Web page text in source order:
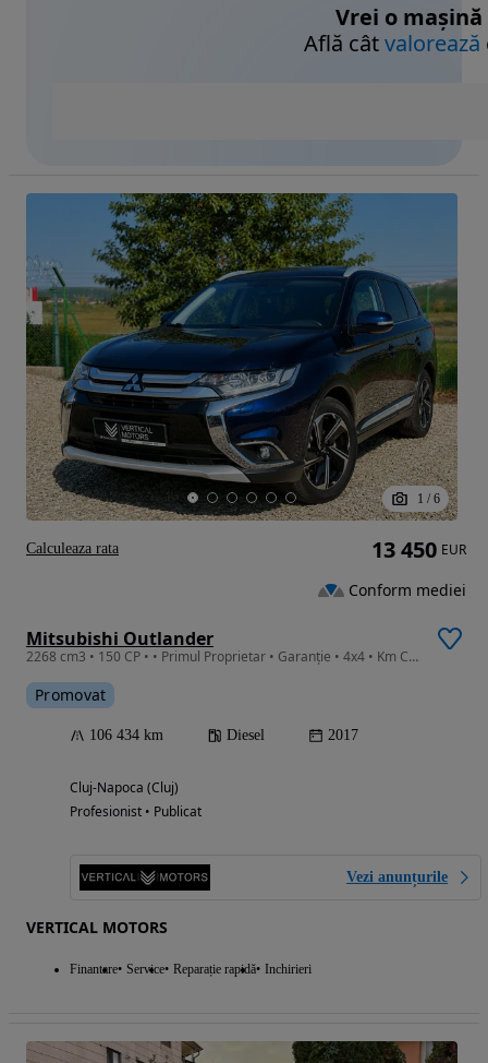
Vrei o mașină
Află câtvalorează
1 / 6
Mitsubishi Outlander
2268 cm3 • 150 CP • • Primul Proprietar • Garanție • 4x4 • Km Certificați • Service Nou
Promovat
106 434 km Diesel 2017
Cluj-Napoca (Cluj)
Profesionist • Publicat
Vezi anunțurile
VERTICAL MOTORS
Finantare Service Reparație rapidă Inchirieri
13 450 EUR
Conform mediei
Calculeaza rata